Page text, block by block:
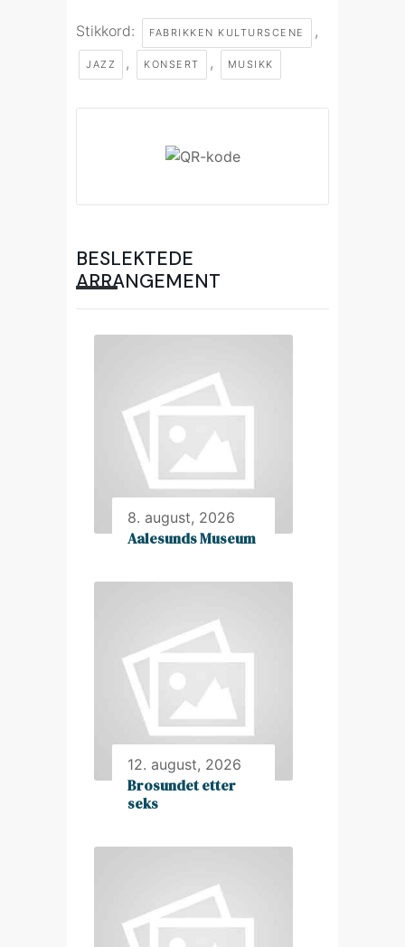
Stikkord: FABRIKKEN KULTURSCENE ,
JAZZ , KONSERT , MUSIKK
BESLEKTEDE
ARRANGEMENT
8. august, 2026
Aalesunds Museum
12. august, 2026
Brosundet etter
seks